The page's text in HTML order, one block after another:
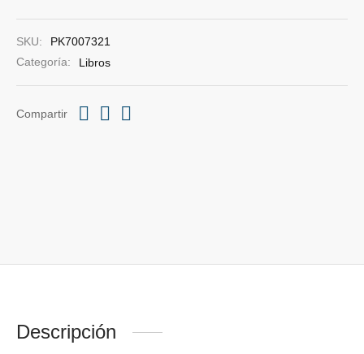
SKU:
PK7007321
Categoría:
Libros
Compartir
Descripción